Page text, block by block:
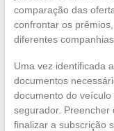
comparação das
confrontar os
diferentes
Uma vez identificada
documentos
documento do
segurador. Preencher
finalizar a subscrição